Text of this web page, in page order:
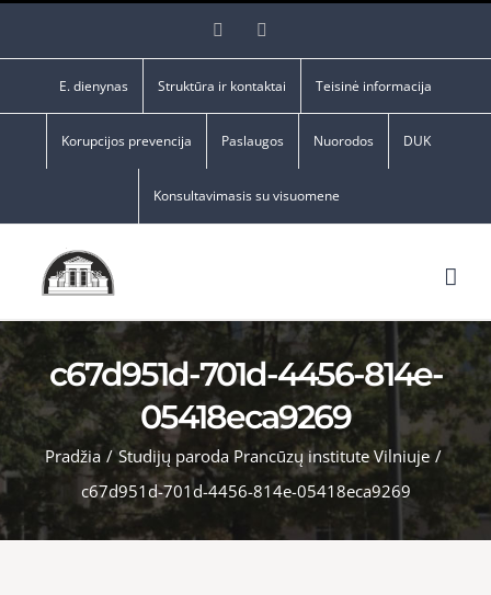
Facebook
E. dienynas Struktūra ir kontaktai Teisinė informacija
Korupcijos prevencija Paslaugos Nuorodos DUK
Konsultavimasis su visuomene
c67d951d-701d-4456-814e-
05418eca9269
Pradžia / Studijų paroda Prancūzų institute Vilniuje /
c67d951d-701d-4456-814e-05418eca9269